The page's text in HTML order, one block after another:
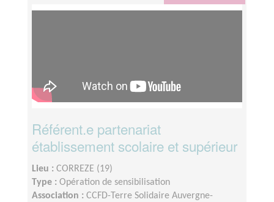
Référent.e partenariat
établissement scolaire et supérieur
Lieu : CORREZE (19)
Type : Opération de sensibilisation
Association : CCFD-Terre Solidaire Auvergne-